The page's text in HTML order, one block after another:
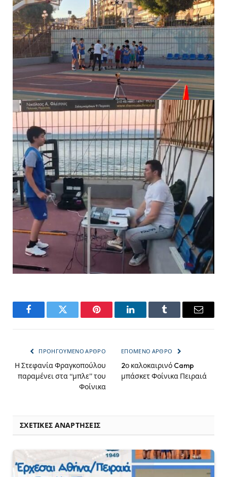
FacebookTwitter Pinterest LinkedInTumblr Email
ΠΡΟΗΓΟΎΜΕΝΟ ΆΡΘΡΟ
Η Στεφανία Φραγκοπούλου
παραμένει στα “μπλε” του
Φοίνικα
ΕΠΌΜΕΝΟ ΆΡΘΡΟ
2ο καλοκαιρινό Camp
μπάσκετ Φοίνικα Πειραιά
ΣΧΕΤΙΚΈΣ ΑΝΑΡΤΉΣΕΙΣ